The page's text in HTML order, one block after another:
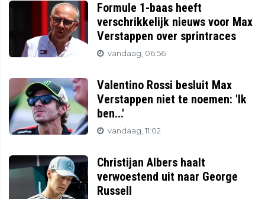
Formule 1-baas heeft
verschrikkelijk nieuws voor Max
Verstappen over sprintraces
vandaag, 06:56
Valentino Rossi besluit Max
Verstappen niet te noemen: 'Ik
ben...'
vandaag, 11:02
Christijan Albers haalt
verwoestend uit naar George
Russell